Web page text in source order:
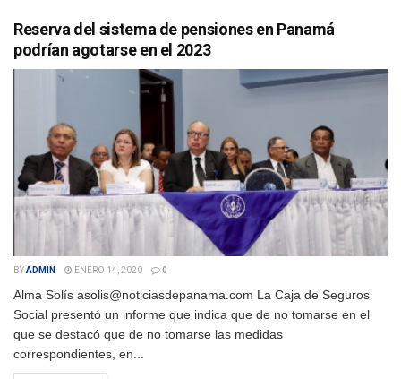
Reserva del sistema de pensiones en Panamá
podrían agotarse en el 2023
BYADMIN ENERO 14, 2020 0
Alma Solís asolis@noticiasdepanama.com La Caja de Seguros
Social presentó un informe que indica que de no tomarse en el
que se destacó que de no tomarse las medidas
correspondientes, en...